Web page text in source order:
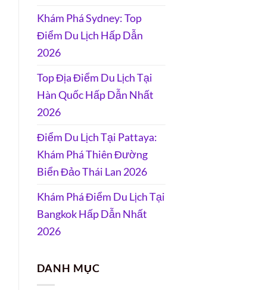
Khám Phá Sydney: Top
Điểm Du Lịch Hấp Dẫn
2026
Top Địa Điểm Du Lịch Tại
Hàn Quốc Hấp Dẫn Nhất
2026
Điểm Du Lịch Tại Pattaya:
Khám Phá Thiên Đường
Biển Đảo Thái Lan 2026
Khám Phá Điểm Du Lịch Tại
Bangkok Hấp Dẫn Nhất
2026
DANH MỤC